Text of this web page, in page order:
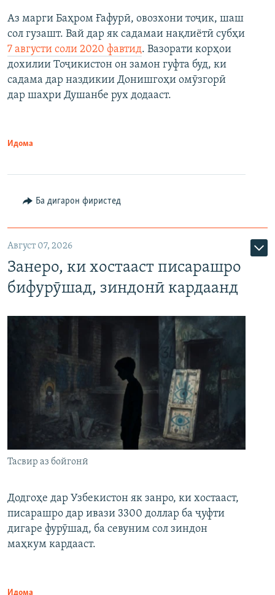
Аз марги Баҳром Ғафурӣ, овозхони тоҷик, шаш
сол гузашт. Вай дар як садамаи нақлиётӣ субҳи
7 августи соли 2020 фавтид. Вазорати корҳои
дохилии Тоҷикистон он замон гуфта буд, ки
садама дар наздикии Донишгоҳи омӯзгорӣ
дар шаҳри Душанбе рух додааст.
Идома
Ба дигарон фиристед
Август 07, 2026
Занеро, ки хостааст писарашро
бифурӯшад, зиндонӣ кардаанд
Тасвир аз бойгонӣ
Додгоҳе дар Узбекистон як занро, ки хостааст,
писарашро дар ивази 3300 доллар ба ҷуфти
дигаре фурӯшад, ба севуним сол зиндон
маҳкум кардааст.
Идома